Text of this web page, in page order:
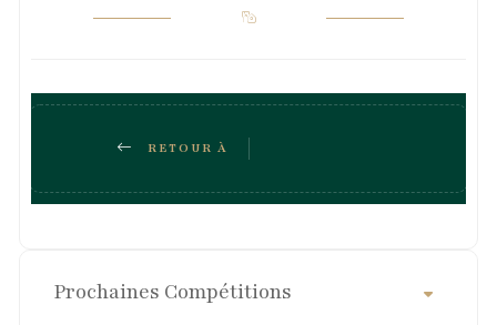
RETOUR À
Prochaines Compétitions